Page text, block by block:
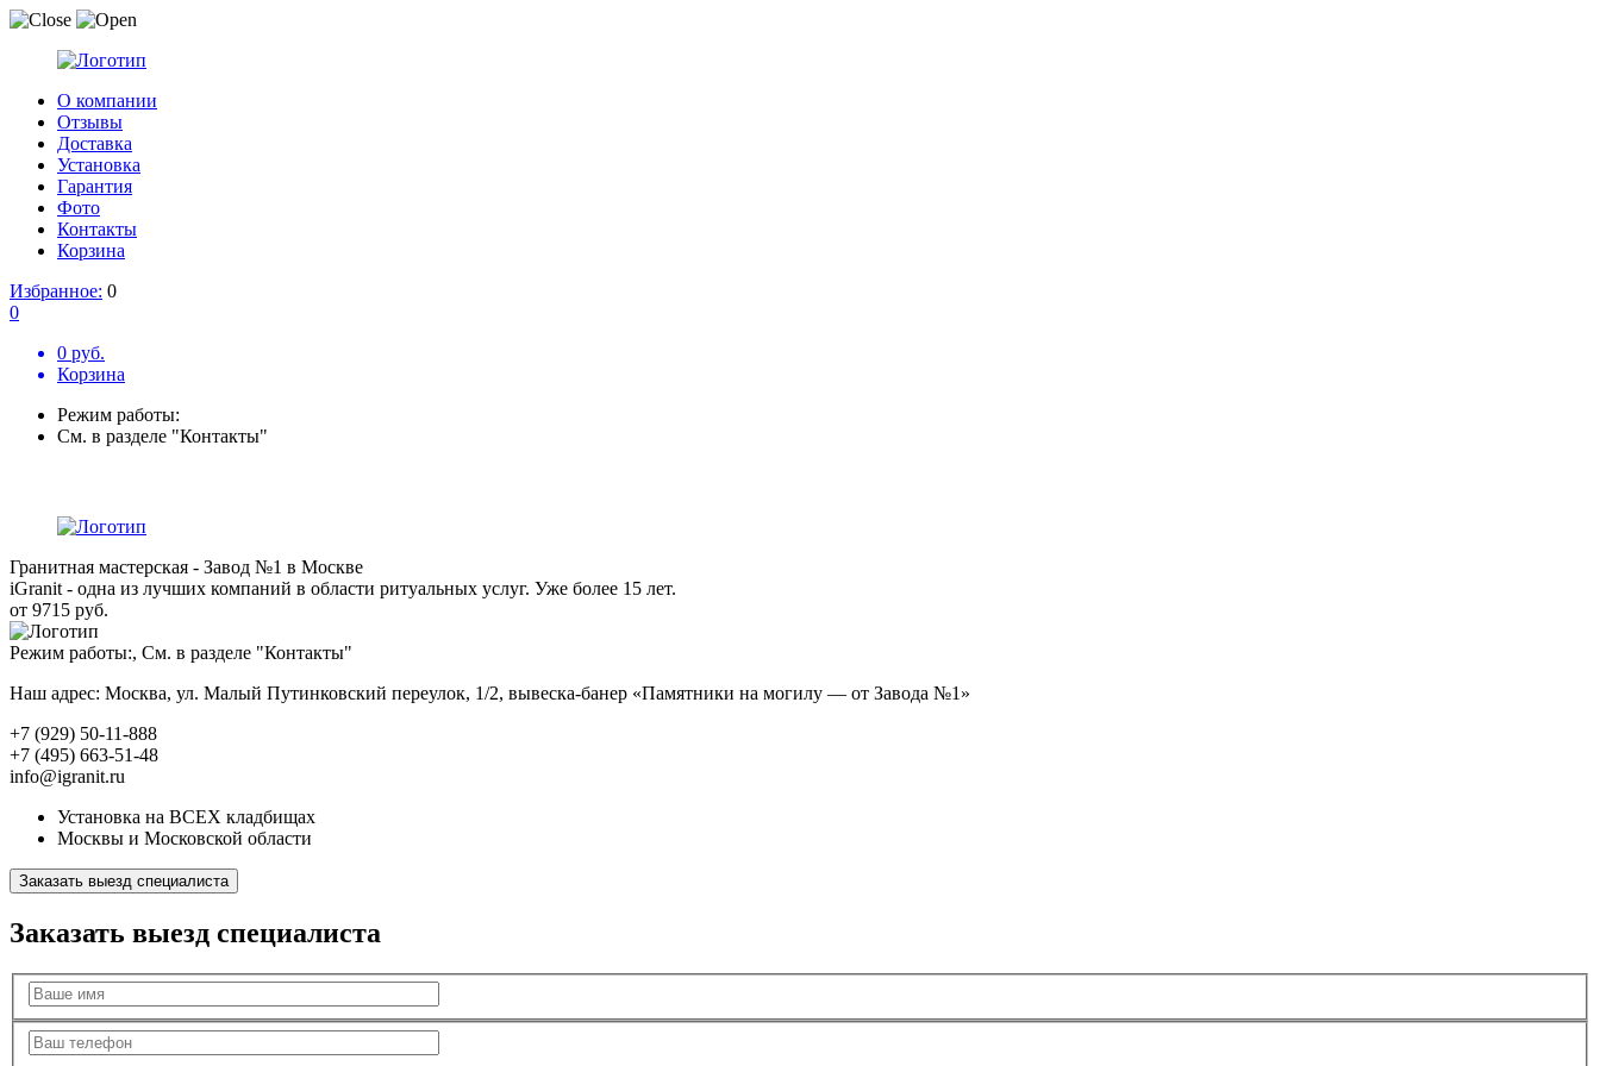
О компании
Отзывы
Доставка
Установка
Гарантия
Фото
Контакты
Корзина
Избранное: 0
0
0 руб.
Корзина
Режим работы:
См. в разделе "Контакты"
Гранитная мастерская - Завод №1 в Москве
iGranit - одна из лучших компаний в области ритуальных услуг. Уже более 15 лет.
от 9715 руб.
Режим работы:, См. в разделе "Контакты"
Наш адрес: Москва, ул. Малый Путинковский переулок, 1/2, вывеска-банер «Памятники на могилу — от Завода №1»
+7 (929) 50-11-888
+7 (495) 663-51-48
info@igranit.ru
Установка на ВСЕХ кладбищах
Москвы и Московской области
Заказать выезд специалиста
Заказать выезд специалиста